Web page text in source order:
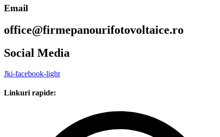
Email
office@firmepanourifotovoltaice.ro
Social Media
Jki-facebook-light
Linkuri rapide: